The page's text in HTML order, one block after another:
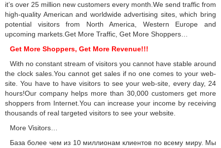
it’s over 25 million new customers every month.We send traffic from
high-quality American and worldwide advertising sites, which bring
potential visitors from North America, Western Europe and
upcoming markets.Get More Traffic, Get More Shoppers…
Get More Shoppers, Get More Revenue!!!
With no constant stream of visitors you cannot have stable around
the clock sales.You cannot get sales if no one comes to your web-
site. You have to have visitors to see your web-site, every day, 24
hours!Our company helps more than 30,000 customers get more
shoppers from Internet.You can increase your income by receiving
thousands of real targeted visitors to see your website.
More Visitors…
База более чем из 10 миллионам клиентов по всему миру. Мы